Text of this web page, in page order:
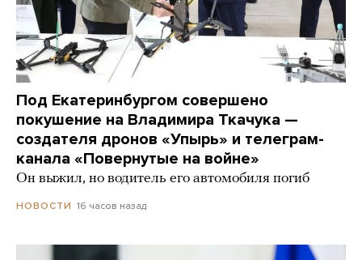
Под Екатеринбургом совершено
покушение на Владимира Ткачука —
создателя дронов «Упырь» и телеграм-
канала «Повернутые на войне»
Он выжил, но водитель его автомобиля погиб
НОВОСТИ 16 часов назад